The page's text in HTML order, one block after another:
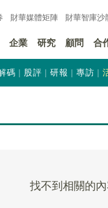
財華媒體矩陣 財華智庫沙
企業 研究 顧問 合
碼 股評 研報 專訪
找不到相關的